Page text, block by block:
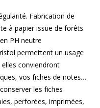
Fabrication de
à papier issue de forêts
PH neutre
permettent un usage
conviendront
vos fiches de notes…
les fiches
perforées, imprimées,